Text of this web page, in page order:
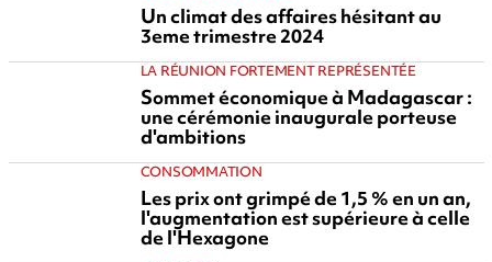
Un climat des affaires hésitant au
3eme trimestre 2024
LA RÉUNION FORTEMENT REPRÉSENTÉE
Sommet économique à Madagascar :
une cérémonie inaugurale porteuse
d'ambitions
CONSOMMATION
Les prix ont grimpé de 1,5 % en un an,
l'augmentation est supérieure à celle
de l'Hexagone